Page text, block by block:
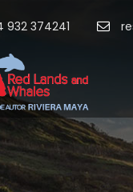
932 374241